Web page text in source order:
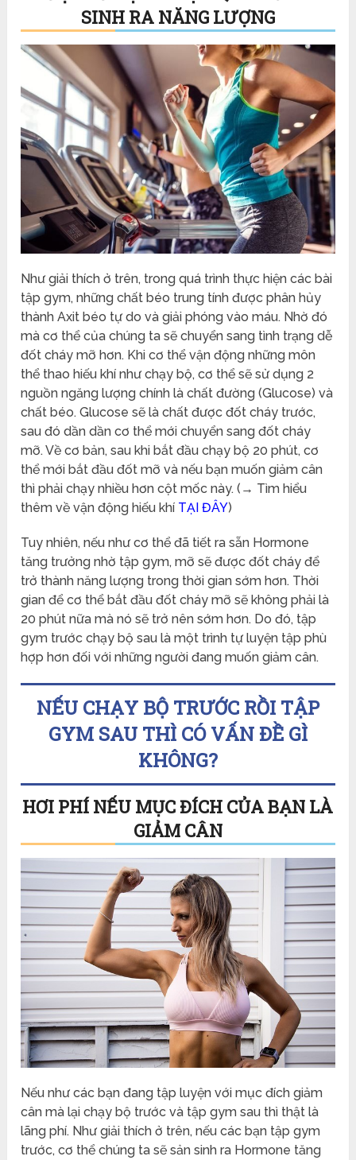
SINH RA NĂNG LƯỢNG
Như giải thích ở trên, trong quá trình thực hiện các bài
tập gym, những chất béo trung tính được phân hủy
thành Axit béo tự do và giải phóng vào máu. Nhờ đó
mà cơ thể của chúng ta sẽ chuyển sang tình trạng dễ
đốt cháy mỡ hơn. Khi cơ thể vận động những môn
thể thao hiếu khí như chạy bộ, cơ thể sẽ sử dụng 2
nguồn ngăng lượng chính là chất đường (Glucose) và
chất béo. Glucose sẽ là chất được đốt cháy trước,
sau đó dần dần cơ thể mới chuyển sang đốt cháy
mỡ. Về cơ bản, sau khi bắt đầu chạy bộ 20 phút, cơ
thể mới bắt đầu đốt mỡ và nếu bạn muốn giảm cân
thì phải chạy nhiều hơn cột mốc này. (→ Tìm hiểu
thêm về vận động hiếu khí TẠI ĐÂY)
Tuy nhiên, nếu như cơ thể đã tiết ra sẵn Hormone
tăng trưởng nhờ tập gym, mỡ sẽ được đốt cháy để
trở thành năng lượng trong thời gian sớm hơn. Thời
gian để cơ thể bắt đầu đốt cháy mỡ sẽ không phải là
20 phút nữa mà nó sẽ trở nên sớm hơn. Do đó, tập
gym trước chạy bộ sau là một trình tự luyện tập phù
hợp hơn đối với những người đang muốn giảm cân.
NẾU CHẠY BỘ TRƯỚC RỒI TẬP
GYM SAU THÌ CÓ VẤN ĐỀ GÌ
KHÔNG?
HƠI PHÍ NẾU MỤC ĐÍCH CỦA BẠN LÀ
GIẢM CÂN
Nếu như các bạn đang tập luyện với mục đích giảm
cân mà lại chạy bộ trước và tập gym sau thì thật là
lãng phí. Như giải thích ở trên, nếu các bạn tập gym
trước, cơ thể chúng ta sẽ sản sinh ra Hormone tăng